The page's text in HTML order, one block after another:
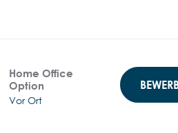
Home Office
Option
Vor Ort